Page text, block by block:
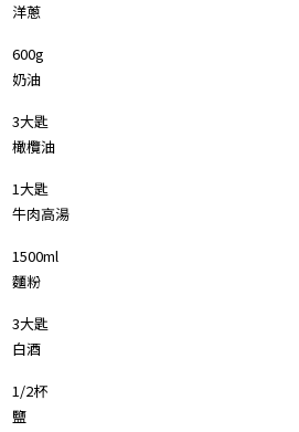
洋蔥
600g
奶油
3大匙
橄欖油
1大匙
牛肉高湯
1500ml
麵粉
3大匙
白酒
1/2杯
鹽